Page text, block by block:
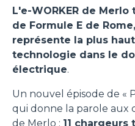
L'e-WORKER de
de Formule E de
représente la plus
technologie dans le
électrique.
Un nouvel épisode de «
qui donne la parole aux
de Merlo : 11